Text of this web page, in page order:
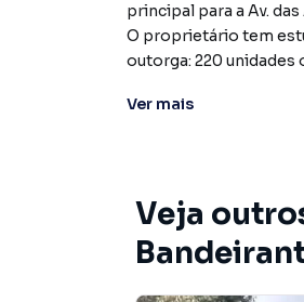
principal para a Av. das
O proprietário tem
outorga: 220 unidades
Ver mais
Veja